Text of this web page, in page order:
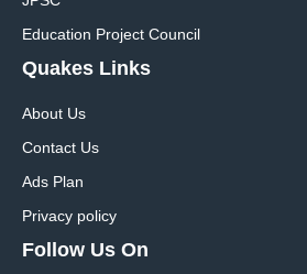
Education Project Council
Quakes Links
About Us
Contact Us
Ads Plan
Privacy policy
Follow Us On